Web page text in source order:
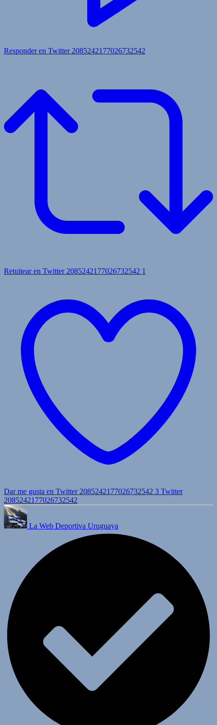
Responder en Twitter 2085242177026732542
Retuitear en Twitter 2085242177026732542 1
Dar me gusta en Twitter 2085242177026732542 3 Twitter
2085242177026732542
La Web Deportiva Uruguaya